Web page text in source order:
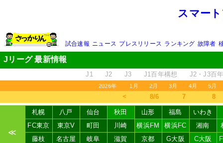
スマー
試合速報 ニュース プレスリリース ランキング 故障者
Jリーグ 最新情報
J1 J2 J3 J1百年構想 J2・J3百
2026年 1月 2月 3月 4月 5月
＜ 8/6 7 8
≪
札幌 八戸 仙台 秋田 山形 福島
いわき
FC東京
東京V 町田 川崎 横浜FM 横浜FC 湘南
藤枝
名古屋 岐阜 滋賀 京都 G大阪 C大阪